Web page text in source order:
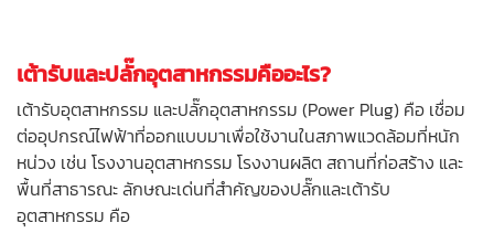
เต้ารับและปลั๊กอุตสาหกรรมคืออะไร?
เต้ารับอุตสาหกรรม และปลั๊กอุตสาหกรรม (Power Plug) คือ เชื่อม
ต่ออุปกรณ์ไฟฟ้าที่ออกแบบมาเพื่อใช้งานในสภาพแวดล้อมที่หนัก
หน่วง เช่น โรงงานอุตสาหกรรม โรงงานผลิต สถานที่ก่อสร้าง และ
พื้นที่สาธารณะ ลักษณะเด่นที่สำคัญของปลั๊กและเต้ารับ
อุตสาหกรรม คือ